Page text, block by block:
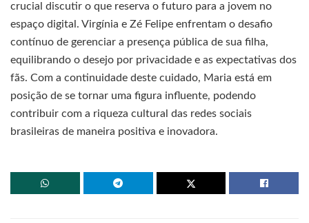
crucial discutir o que reserva o futuro para a jovem no
espaço digital. Virgínia e Zé Felipe enfrentam o desafio
contínuo de gerenciar a presença pública de sua filha,
equilibrando o desejo por privacidade e as expectativas dos
fãs. Com a continuidade deste cuidado, Maria está em
posição de se tornar uma figura influente, podendo
contribuir com a riqueza cultural das redes sociais
brasileiras de maneira positiva e inovadora.